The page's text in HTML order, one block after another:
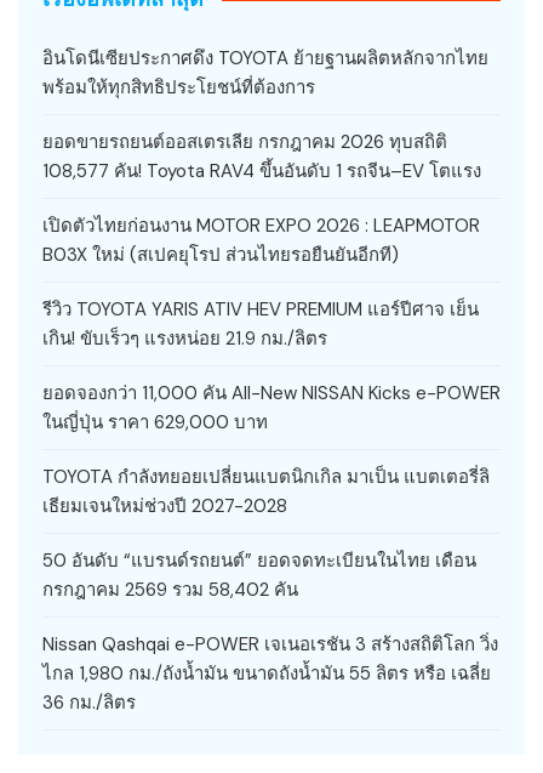
อินโดนีเซียประกาศดึง TOYOTA ย้ายฐานผลิตหลักจากไทย
พร้อมให้ทุกสิทธิประโยชน์ที่ต้องการ
ยอดขายรถยนต์ออสเตรเลีย กรกฎาคม 2026 ทุบสถิติ
108,577 คัน! Toyota RAV4 ขึ้นอันดับ 1 รถจีน–EV โตแรง
เปิดตัวไทยก่อนงาน MOTOR EXPO 2026 : LEAPMOTOR
B03X ใหม่ (สเปคยุโรป ส่วนไทยรอยืนยันอีกที)
รีวิว TOYOTA YARIS ATIV HEV PREMIUM แอร์ปีศาจ เย็น
เกิน! ขับเร็วๆ แรงหน่อย 21.9 กม./ลิตร
ยอดจองกว่า 11,000 คัน All-New NISSAN Kicks e-POWER
ในญี่ปุ่น ราคา 629,000 บาท
TOYOTA กำลังทยอยเปลี่ยนแบตนิกเกิล มาเป็น แบตเตอรี่ลิ
เธียมเจนใหม่ช่วงปี 2027-2028
50 อันดับ “แบรนด์รถยนต์” ยอดจดทะเบียนในไทย เดือน
กรกฎาคม 2569 รวม 58,402 คัน
Nissan Qashqai e-POWER เจเนอเรชัน 3 สร้างสถิติโลก วิ่ง
ไกล 1,980 กม./ถังน้ำมัน ขนาดถังน้ำมัน 55 ลิตร หรือ เฉลี่ย
36 กม./ลิตร